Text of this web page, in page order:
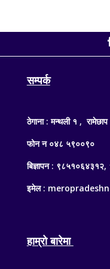
सम्पर्क
ठेगाना : मन्थली १ , रामेछाप
फोन न ०४८ ५९००९०
बिज्ञापन :
इमेल :
हाम्रो बारेमा